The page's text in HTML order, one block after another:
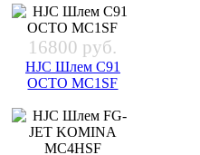
16800 руб.
HJC Шлем C91
OCTO MC1SF